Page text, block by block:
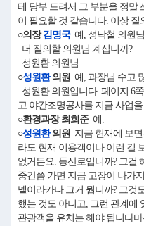
테 당부 드려서 그 부분을 정말
이 필요할 것 같습니다. 이상
○의장김명국예, 성낙철 의원
더 질의할 의원님 계십니까?
성원환 의원님
○성원환의원 예, 과장님 수고
성원환 의원입니다. 페이지 6
고 야간조명공사를 지금 사업
○환경과장 최희준예.
○성원환의원 지금 현재에 보
라도 현재 이용객이나 이런 걸
없거든요. 등산로입니까? 그걸
중간쯤 가면 지금 고장이 나가
넬이라카나 그거 뭡니까? 그것
했는 것도 아니고, 그런 관계에
관광객을 유치는 해야 됩니다